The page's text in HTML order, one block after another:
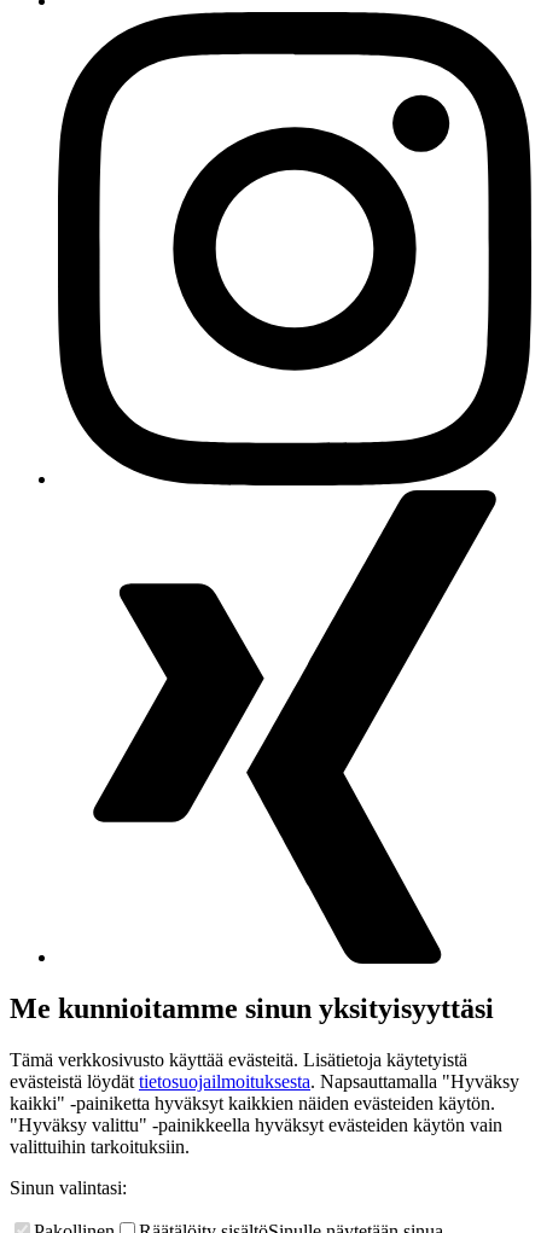
Me kunnioitamme sinun yksityisyyttäsi
Tämä verkkosivusto käyttää evästeitä. Lisätietoja käytetyistä
evästeistä löydät tietosuojailmoituksesta. Napsauttamalla "Hyväksy
kaikki" -painiketta hyväksyt kaikkien näiden evästeiden käytön.
"Hyväksy valittu" -painikkeella hyväksyt evästeiden käytön vain
valittuihin tarkoituksiin.
Sinun valintasi: